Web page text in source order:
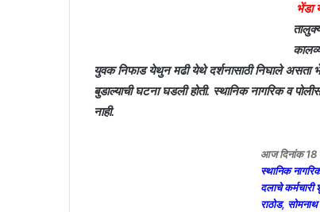
भेंडा
युवक निफाड येथुन मढी येथे दर्शनासाठी निघाले असता
बुडाल्याची घटना घडली होती. स्थानिक नागरिक व
नाही.
आज दिनांक 18
स्थानिक
दलाचे
राठोड,